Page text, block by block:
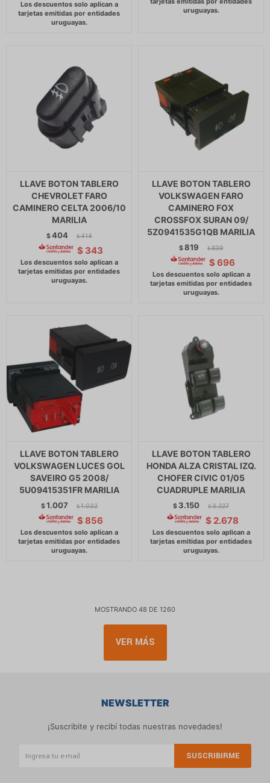
LLAVE BOTON TABLERO
CHEVROLET FARO
CAMINERO CELTA 2006/10
MARILIA
$404 $ 414
$ 343
LLAVE BOTON TABLERO
VOLKSWAGEN FARO
CAMINERO FOX
CROSSFOX SURAN 09/
5Z0941535G1QB MARILIA
$819 $ 839
$ 696
LLAVE BOTON TABLERO
VOLKSWAGEN LUCES GOL
SAVEIRO G5 2008/
5U09415351FR MARILIA
$1.007 $ 1.032
$ 856
LLAVE BOTON TABLERO
HONDA ALZA CRISTAL IZQ.
CHOFER CIVIC 01/05
CUADRUPLE MARILIA
$ 3.150 $ 3.227
$ 2.678
MOSTRANDO 48 DE 1260
VER MÁS
NEWSLETTER
¡Suscribite y recibí todas nuestras novedades!
SUSCRIBIRME